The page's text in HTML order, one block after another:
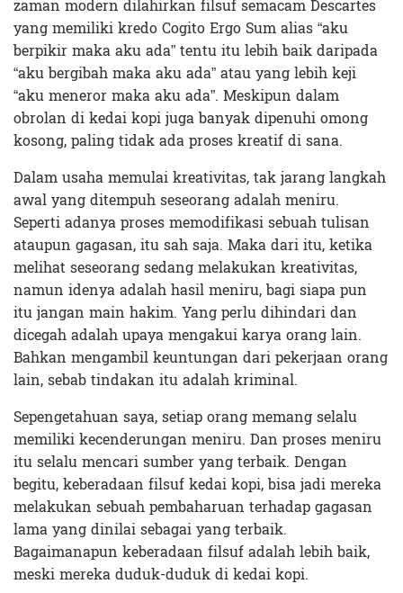
zaman modern dilahirkan filsuf semacam Descartes
yang memiliki kredo Cogito Ergo Sum alias “aku
berpikir maka aku ada” tentu itu lebih baik daripada
“aku bergibah maka aku ada” atau yang lebih keji
“aku meneror maka aku ada”. Meskipun dalam
obrolan di kedai kopi juga banyak dipenuhi omong
kosong, paling tidak ada proses kreatif di sana.
Dalam usaha memulai kreativitas, tak jarang langkah
awal yang ditempuh seseorang adalah meniru.
Seperti adanya proses memodifikasi sebuah tulisan
ataupun gagasan, itu sah saja. Maka dari itu, ketika
melihat seseorang sedang melakukan kreativitas,
namun idenya adalah hasil meniru, bagi siapa pun
itu jangan main hakim. Yang perlu dihindari dan
dicegah adalah upaya mengakui karya orang lain.
Bahkan mengambil keuntungan dari pekerjaan orang
lain, sebab tindakan itu adalah kriminal.
Sepengetahuan saya, setiap orang memang selalu
memiliki kecenderungan meniru. Dan proses meniru
itu selalu mencari sumber yang terbaik. Dengan
begitu, keberadaan filsuf kedai kopi, bisa jadi mereka
melakukan sebuah pembaharuan terhadap gagasan
lama yang dinilai sebagai yang terbaik.
Bagaimanapun keberadaan filsuf adalah lebih baik,
meski mereka duduk-duduk di kedai kopi.